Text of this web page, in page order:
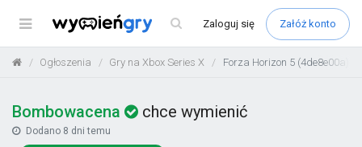
Menu Zaloguj się Załóż konto
Ogłoszenia Gry na Xbox Series X Forza Horizon 5 (4de8e00a)
Bombowacena chce wymienić
Dodano 8 dni temu